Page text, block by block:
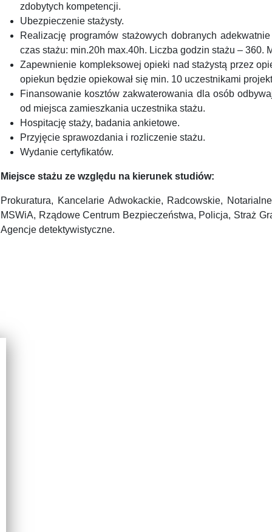
zdobytych kompetencji.
Ubezpieczenie stażysty.
Realizację programów stażowych dobranych
czas stażu: min.20h max.40h. Liczba godzin stażu – 360.
Zapewnienie kompleksowej opieki nad stażystą przez
opiekun będzie opiekował się min. 10 uczestnikami
Finansowanie kosztów zakwaterowania dla osób
od miejsca zamieszkania uczestnika stażu.
Hospitację staży, badania ankietowe.
Przyjęcie sprawozdania i rozliczenie stażu.
Wydanie certyfikatów.
Miejsce stażu ze względu na kierunek studiów:
Prokuratura, Kancelarie Adwokackie, Radcowskie,
MSWiA, Rządowe Centrum Bezpieczeństwa, Policja, Straż
Agencje detektywistyczne.